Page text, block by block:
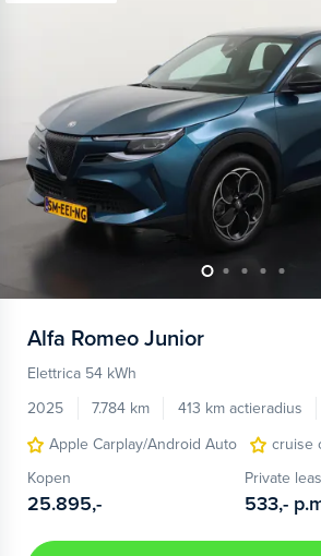
Alfa Romeo Junior
Elettrica 54 kWh
2025
7.784 km 413 km actieradius
Apple Carplay/Android Auto
cruise
Kopen
25.895,-
Private
533,-